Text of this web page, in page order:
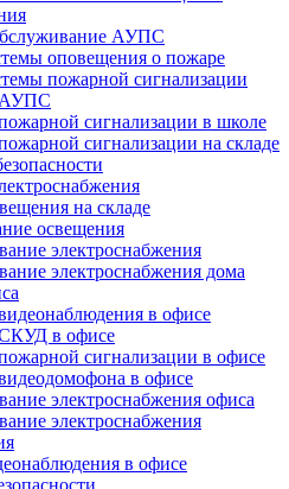
АУПС
оповещения о пожаре
пожарной сигнализации
АУПС
сигнализации в школе
сигнализации на складе
на складе
освещения
электроснабжения
электроснабжения дома
в офисе
в офисе
сигнализации в офисе
в офисе
электроснабжения офиса
электроснабжения
в офисе